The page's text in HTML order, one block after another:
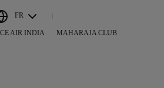
FR
AIR INDIA MAHARAJA CLUB